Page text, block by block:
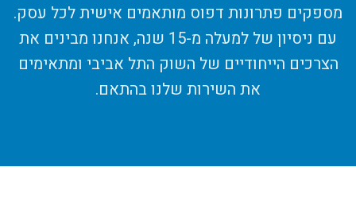
מספקים פתרונות דפוס מותאמים אישית לכל עסק.
עם ניסיון של למעלה מ-15 שנה, אנחנו מבינים את
הצרכים הייחודיים של השוק התל אביבי ומתאימים
את השירות שלנו בהתאם.